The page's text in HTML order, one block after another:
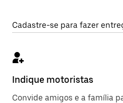
Cadastre-se para fazer
Indique motoristas
Convide amigos e a família